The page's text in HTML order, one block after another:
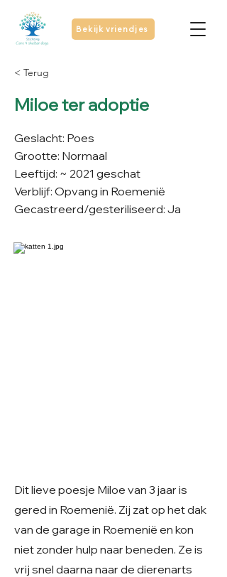
Bekijk vriendjes
< Terug
Miloe ter adoptie
Geslacht: Poes
Grootte: Normaal
Leeftijd: ~ 2021 geschat
Verblijf: Opvang in Roemenië
Gecastreerd/gesteriliseerd: Ja
Dit lieve poesje Miloe van 3 jaar is
gered in Roemenië. Zij zat op het dak
van de garage in Roemenië en kon
niet zonder hulp naar beneden. Ze is
vrij snel daarna naar de dierenarts